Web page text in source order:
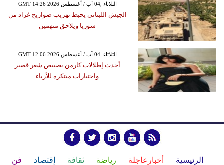
GMT 14:26 2026 الثلاثاء ,04 آب / أغسطس
الجيش اللبناني يحبط تهريب صواريخ غراد من
سوريا ويلاحق متهمين
GMT 12:06 2026 الثلاثاء ,04 آب / أغسطس
أحدث إطلالات كارمن بصيبص شعر قصير
واختيارات مبتكرة للأزياء
الرئيسية أخبارعاجلة رياضة ثقافة إقتصاد فن